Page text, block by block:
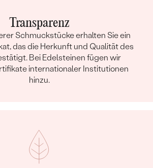
Transparenz
Schmuckstücke erhalten Sie ein
das die Herkunft und Qualität des
Bei Edelsteinen fügen wir
internationaler Institutionen
hinzu.